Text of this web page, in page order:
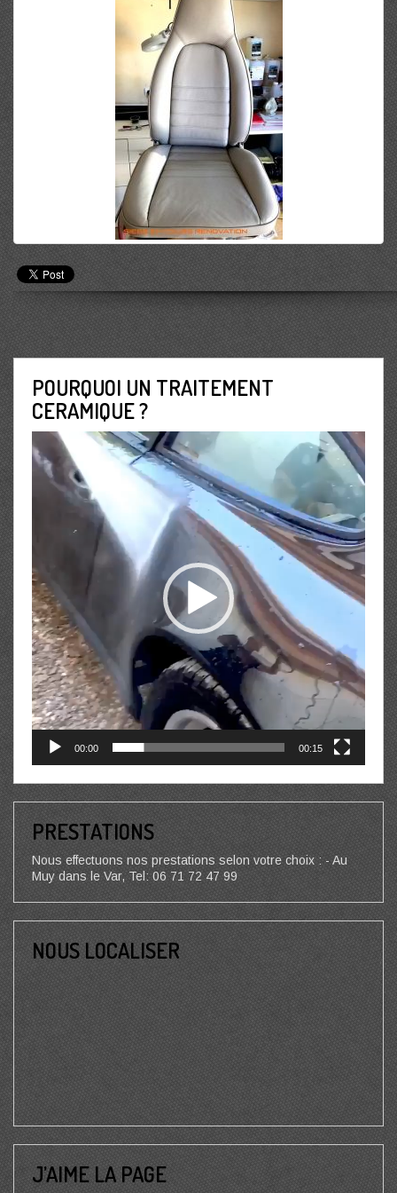
POURQUOI UN TRAITEMENT
CERAMIQUE ?
Lecteur
vidéo
00:00 00:15
PRESTATIONS
Nous effectuons nos prestations selon votre choix : - Au
Muy dans le Var, Tel: 06 71 72 47 99
NOUS LOCALISER
J’AIME LA PAGE